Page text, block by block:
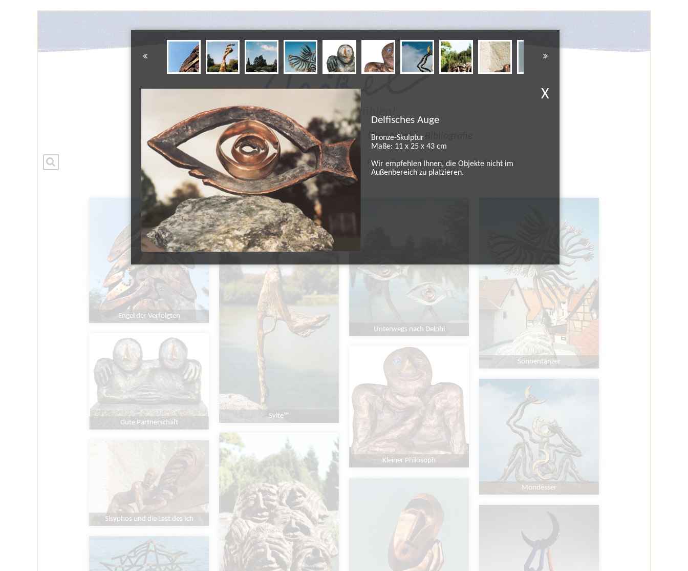
Kunst will erzählen!
Startseite Galerie Leben und Werke Über Nikel
Skulpturen Bilder Kleine Skulpturen Bronze Taler Poesie Taler Tonplastiken Radierungen
X
Delfisches Auge
Bronze-Skulptur
Maße: 11 x 25 x 43 cm
Wir empfehlen Ihnen, die Objekte nicht im
Außenbereich zu platzieren.
Engel der Verfolgten
Sylte™
Unterwegs nach Delphi
Sonnentänzer
Gute Partnerschaft
Kleiner Philosoph
Mondesser
Sisyphos und die Last des Ich